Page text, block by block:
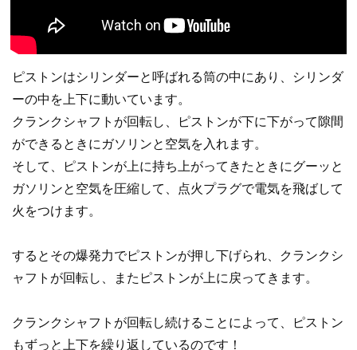
ピストンはシリンダーと呼ばれる筒の中にあり、シリンダ
ーの中を上下に動いています。
クランクシャフトが回転し、ピストンが下に下がって隙間
ができるときにガソリンと空気を入れます。
そして、ピストンが上に持ち上がってきたときにグーッと
ガソリンと空気を圧縮して、点火プラグで電気を飛ばして
火をつけます。
するとその爆発力でピストンが押し下げられ、クランクシ
ャフトが回転し、またピストンが上に戻ってきます。
クランクシャフトが回転し続けることによって、ピストン
もずっと上下を繰り返しているのです！